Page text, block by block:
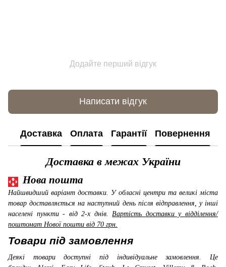
Додайте перший відгук
Написати відгук
Доставка Оплата Гарантії Повернення
Доставка в межах України
Нова пошта
Найшвидший варіант доставки. У обласні центри та великі міста
товар доставляється на наступний день після відправлення, у інші
населені пункти - від 2-х днів. Вартість доставки у відділення/
поштомат Нової пошти від 70 грн.
Товари під замовлення
Деякі товари доступні під індивідуальне замовлення. Це